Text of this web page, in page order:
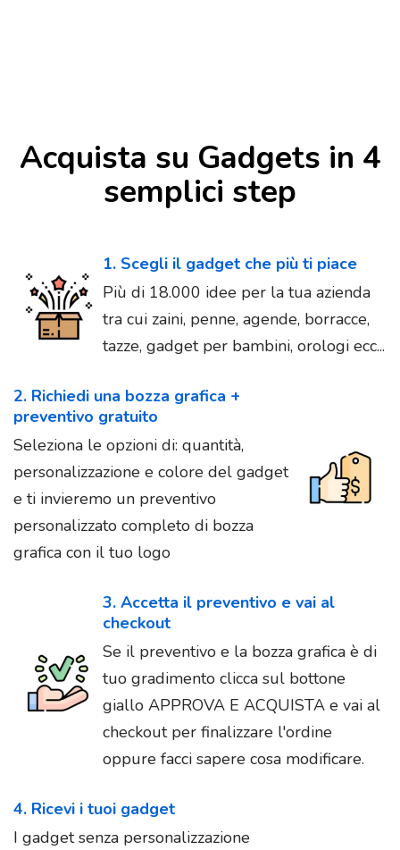
Acquista su Gadgets in 4
semplici step
1. Scegli il gadget che più ti piace
Più di 18.000 idee per la tua azienda
tra cui zaini, penne, agende, borracce,
tazze, gadget per bambini, orologi ecc...
2. Richiedi una bozza grafica +
preventivo gratuito
Seleziona le opzioni di: quantità,
personalizzazione e colore del gadget
e ti invieremo un preventivo
personalizzato completo di bozza
grafica con il tuo logo
3. Accetta il preventivo e vai al
checkout
Se il preventivo e la bozza grafica è di
tuo gradimento clicca sul bottone
giallo APPROVA E ACQUISTA e vai al
checkout per finalizzare l'ordine
oppure facci sapere cosa modificare.
4. Ricevi i tuoi gadget
I gadget senza personalizzazione